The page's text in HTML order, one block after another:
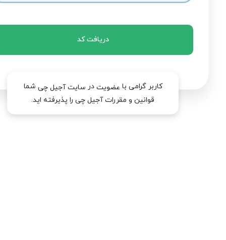
دریافت کد
کاربر گرامی با عضویت در سایت آجیل چی شما
قوانین و مقررات آجیل چی را پذیرفته اید.